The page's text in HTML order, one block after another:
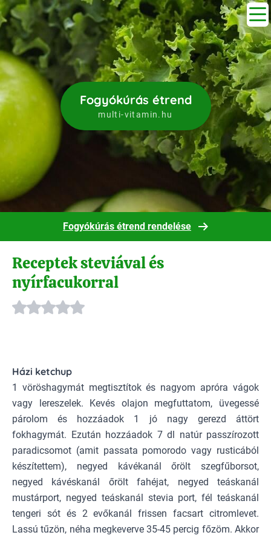
Fogyókúrás étrend
multi-vitamin.hu
Fogyókúrás étrend rendelése
Receptek steviával és
nyírfacukorral
Házi ketchup
1 vöröshagymát megtisztítok és nagyom apróra vágok
vagy lereszelek. Kevés olajon megfuttatom, üvegessé
párolom és hozzáadok 1 jó nagy gerezd áttört
fokhagymát. Ezután hozzáadok 7 dl natúr passzírozott
paradicsomot (amit passata pomorodo vagy rusticából
készítettem), negyed kávékanál őrölt szegfűborsot,
negyed kávéskanál őrölt fahéjat, negyed teáskanál
mustárport, negyed teáskanál stevia port, fél teáskanál
tengeri sót és 2 evőkanál frissen facsart citromlevet.
Lassú tűzön, néha megkeverve 35-45 percig főzöm. Akkor